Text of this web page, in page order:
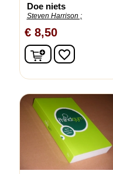
Doe niets
Steven Harrison ;
€ 8,50
In winkelwagen
favorite_border